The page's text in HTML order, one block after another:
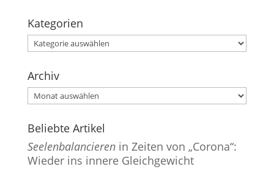
Kategorien
Kategorien
Archiv
Archiv
Beliebte Artikel
Seelenbalancierenin Zeiten von „Corona“:
Wieder ins innere Gleichgewicht